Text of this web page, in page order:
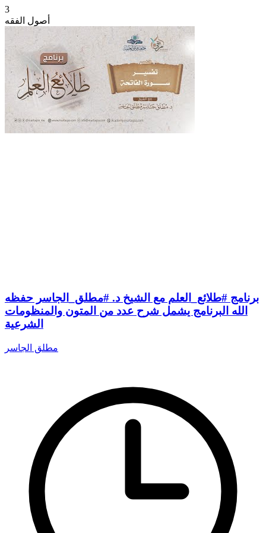
3
أصول الفقه
برنامج #طلائع_العلم مع الشيخ د. #مطلق_الجاسر حفظه
الله البرنامج يشمل شرح عدد من المتون والمنظومات
الشرعية
مطلق الجاسر